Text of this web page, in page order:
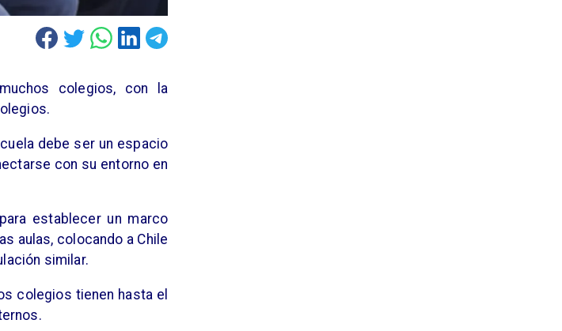
colegios, con la
debe ser un espacio
con su entorno en
establecer un marco
aulas, colocando a Chile
similar.
colegios tienen hasta el